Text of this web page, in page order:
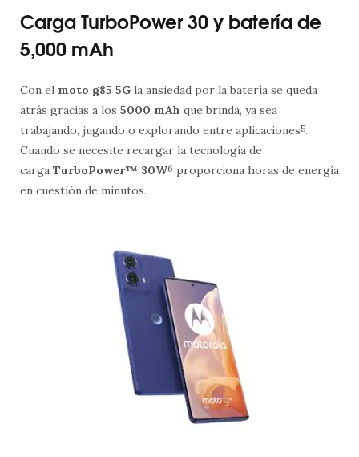
Carga TurboPower 30 y batería de
5,000 mAh
Con el moto g85 5G la ansiedad por la batería se queda
atrás gracias a los 5000 mAh que brinda, ya sea
trabajando, jugando o explorando entre aplicaciones5.
Cuando se necesite recargar la tecnología de
carga TurboPower™ 30W6 proporciona horas de energía
en cuestión de minutos.